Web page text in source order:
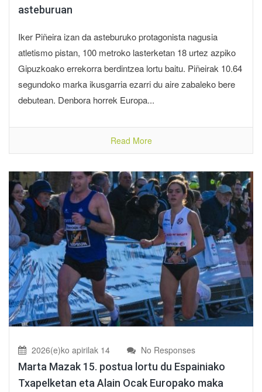
asteburuan
Iker Piñeira izan da asteburuko protagonista nagusia
atletismo pistan, 100 metroko lasterketan 18 urtez azpiko
Gipuzkoako errekorra berdintzea lortu baitu. Piñeirak 10.64
segundoko marka ikusgarria ezarri du aire zabaleko bere
debutean. Denbora horrek Europa...
Read More
2026(e)ko apirilak 14 No Responses
Marta Mazak 15. postua lortu du Espainiako
Txapelketan eta Alain Ocak Europako maka